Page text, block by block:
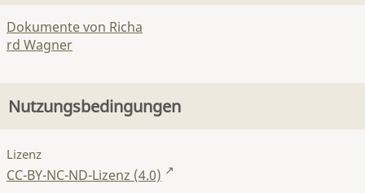
Dokumente von Richa
rd Wagner
Nutzungsbedingungen
Lizenz
CC-BY-NC-ND-Lizenz (4.0)